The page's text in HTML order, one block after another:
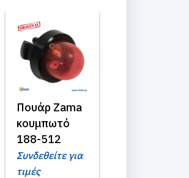
Πουάρ Zama
κουμπωτό
188-512
Συνδεθείτε για
τιμές